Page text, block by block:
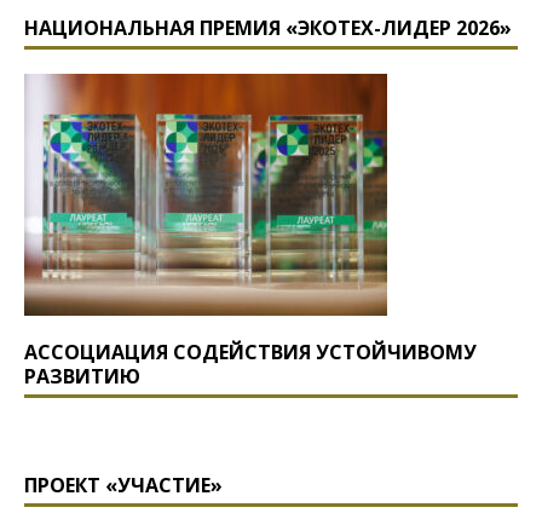
НАЦИОНАЛЬНАЯ ПРЕМИЯ «ЭКОТЕХ-ЛИДЕР 2026»
АССОЦИАЦИЯ СОДЕЙСТВИЯ УСТОЙЧИВОМУ
РАЗВИТИЮ
ПРОЕКТ «УЧАСТИЕ»